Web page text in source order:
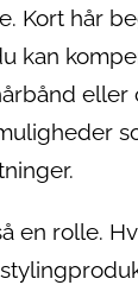
Kort hår
kan
eller
en rolle.